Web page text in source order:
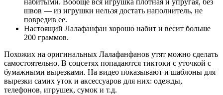
набитыми. Вообще вся игрушка плотная и упругая, без
швов — из игрушки нельзя достать наполнитель, не
повредив ее.
Настоящий Лалафанфан хорошо набит и весит больше
200 граммов.
Похожих на оригинальных Лалафанфанов утят можно сделать
самостоятельно. В соцсетях попадаются тиктоки с уточкой с
бумажными вырезками. На видео показывают и шаблоны для
вырезки самих уток и аксессуаров для них: одежды,
телефонов, игрушек, сумок и т.д.